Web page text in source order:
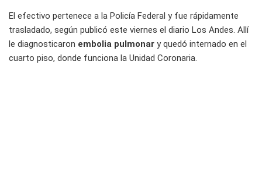
El efectivo pertenece a la Policía Federal y fue rápidamente
trasladado, según publicó este viernes el diario Los Andes. Allí
le diagnosticaron embolia pulmonar y quedó internado en el
cuarto piso, donde funciona la Unidad Coronaria.